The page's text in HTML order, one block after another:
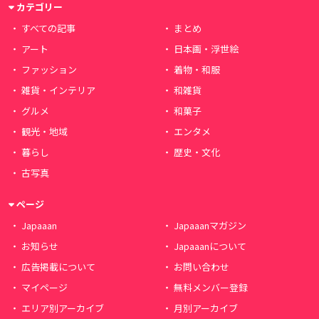
カテゴリー
すべての記事
まとめ
アート
日本画・浮世絵
ファッション
着物・和服
雑貨・インテリア
和雑貨
グルメ
和菓子
観光・地域
エンタメ
暮らし
歴史・文化
古写真
ページ
Japaaan
Japaaanマガジン
お知らせ
Japaaanについて
広告掲載について
お問い合わせ
マイページ
無料メンバー登録
エリア別アーカイブ
月別アーカイブ